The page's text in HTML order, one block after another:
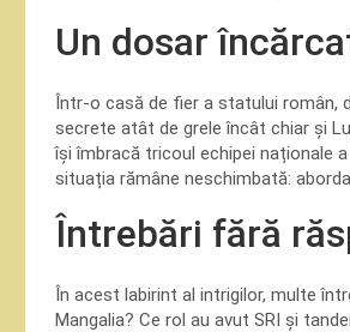
Un dosar
Într-o casă de fier a statului român,
secrete atât de grele încât chiar și
își îmbracă tricoul echipei naționale
situația rămâne neschimbată:
Întrebări fără
În acest labirint al intrigilor, multe
Mangalia? Ce rol au avut SRI și